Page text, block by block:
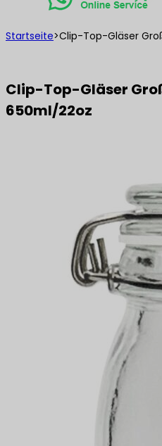
Startseite>Clip-Top-Gläser
Clip-Top-Gläser
650ml/22oz